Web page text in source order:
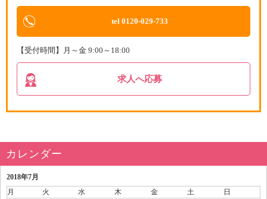
tel 0120-029-733
【受付時間】月～金 9:00～18:00
求人へ応募
カレンダー
2018年7月
月
火 水 木 金 土
日